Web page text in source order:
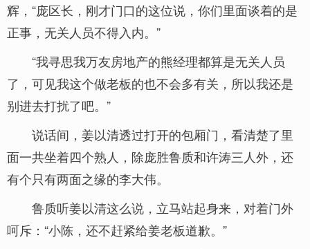
辉，“庞区长，刚才门口的这位说，你们里面谈着的是
正事，无关人员不得入内。”
“我寻思我万友房地产的熊经理都算是无关人员
了，可见我这个做老板的也不会多有关，所以我还是
别进去打扰了吧。”
说话间，姜以清透过打开的包厢门，看清楚了里
面一共坐着四个熟人，除庞胜鲁质和许涛三人外，还
有个只有两面之缘的李大伟。
鲁质听姜以清这么说，立马站起身来，对着门外
呵斥：“小陈，还不赶紧给姜老板道歉。”